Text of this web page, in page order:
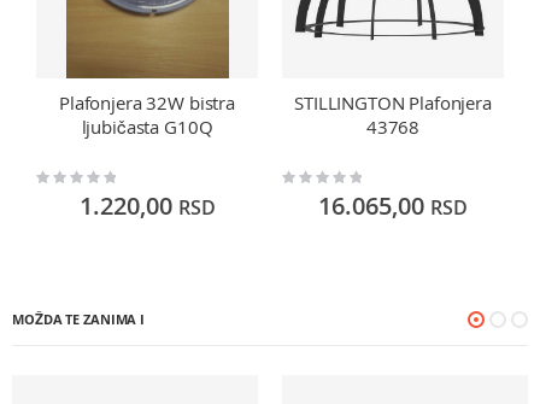
Plafonjera 32W bistra
ljubičasta G10Q
Rating:
1.220,00 RSD
STILLINGTON Plafonjera
43768
Rating:
16.065,00 RSD
MOŽDA TE ZANIMA I